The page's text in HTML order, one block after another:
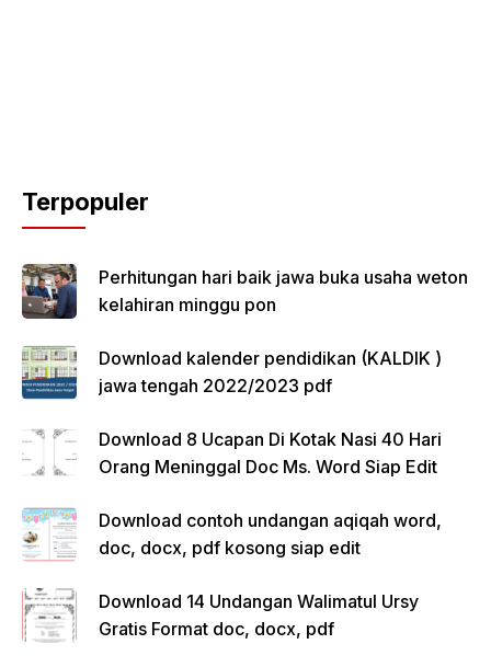
Terpopuler
Perhitungan hari baik jawa buka usaha weton
kelahiran minggu pon
Download kalender pendidikan (KALDIK )
jawa tengah 2022/2023 pdf
Download 8 Ucapan Di Kotak Nasi 40 Hari
Orang Meninggal Doc Ms. Word Siap Edit
Download contoh undangan aqiqah word,
doc, docx, pdf kosong siap edit
Download 14 Undangan Walimatul Ursy
Gratis Format doc, docx, pdf